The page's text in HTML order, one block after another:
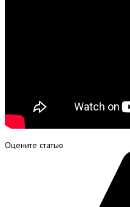
Оцените статью